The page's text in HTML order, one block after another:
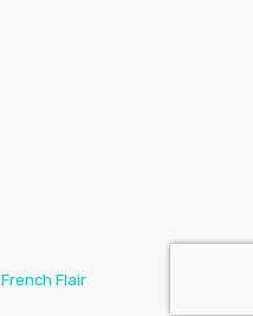
French Flair